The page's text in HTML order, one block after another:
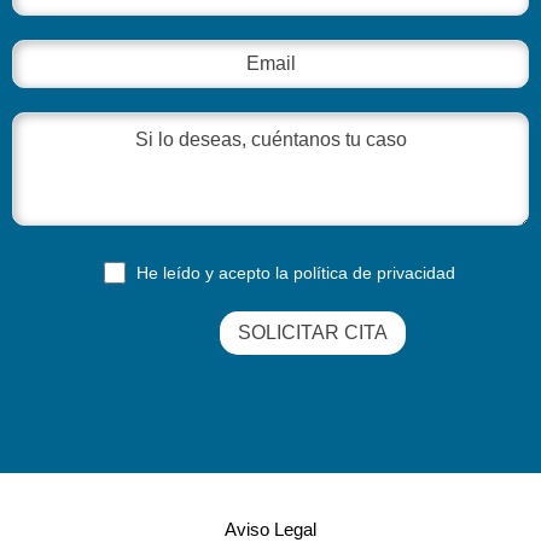
He leído y acepto la política de privacidad
Aviso Legal